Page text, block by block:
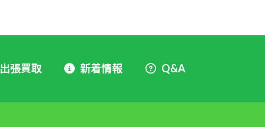
出張買取 新着情報 Q&A